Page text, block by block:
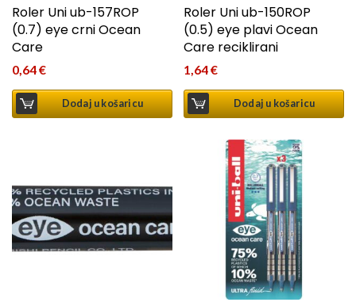
Roler Uni ub-157ROP
(0.7) eye crni Ocean
Care
0,64€
Dodaj u košaricu
Roler Uni ub-150ROP
(0.5) eye plavi Ocean
Care reciklirani
1,64€
Dodaj u košaricu